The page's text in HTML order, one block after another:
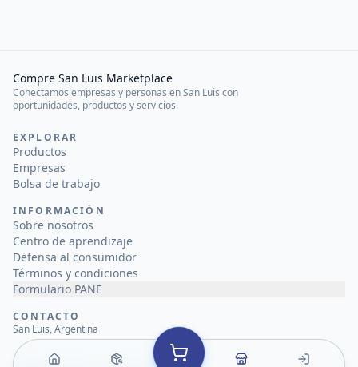
Compre San Luis Marketplace
Conectamos empresas y personas en San Luis con
oportunidades, productos y servicios.
EXPLORAR
Productos
Empresas
Bolsa de trabajo
INFORMACIÓN
Sobre nosotros
Centro de aprendizaje
Defensa al consumidor
Términos y condiciones
Formulario PANE
CONTACTO
San Luis, Argentina